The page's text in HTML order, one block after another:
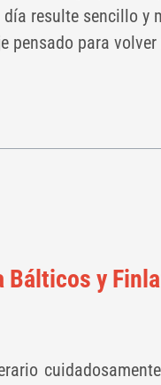
resulte sencillo
para
Bálticos y